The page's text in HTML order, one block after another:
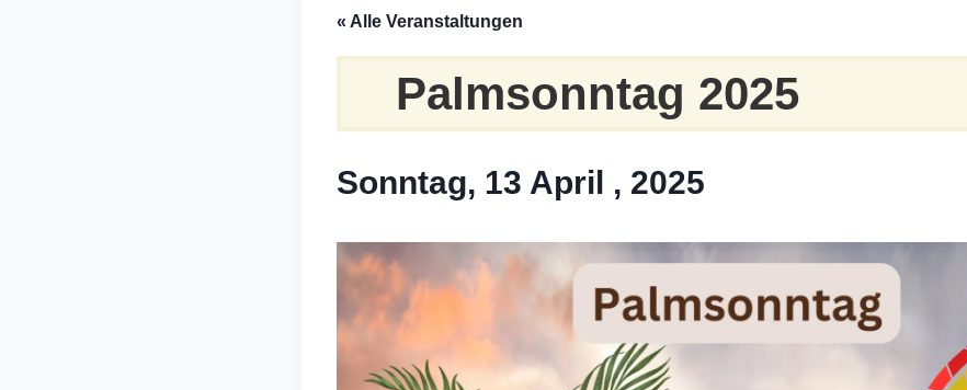
« Alle Veranstaltungen
Palmsonntag 2025
Sonntag, 13 April , 2025